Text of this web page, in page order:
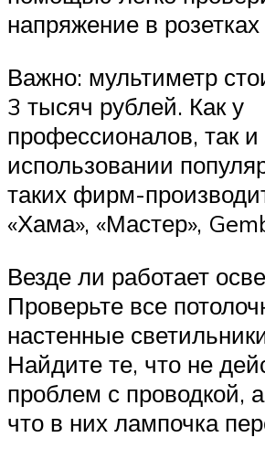
напряжение в
Важно: мультиметр
3 тысяч рублей. Как у
профессионалов, так
использовании
таких фирм-
«Хама», «Мастер»,
Везде ли работает
Проверьте все
настенные
Найдите те, что не
проблем с проводкой,
что в них лампочка